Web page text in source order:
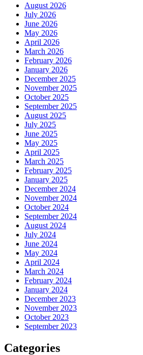
August 2026
July 2026
June 2026
May 2026
April 2026
March 2026
February 2026
January 2026
December 2025
November 2025
October 2025
September 2025
August 2025
July 2025
June 2025
May 2025
April 2025
March 2025
February 2025
January 2025
December 2024
November 2024
October 2024
September 2024
August 2024
July 2024
June 2024
May 2024
April 2024
March 2024
February 2024
January 2024
December 2023
November 2023
October 2023
September 2023
Categories